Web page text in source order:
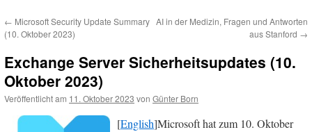
← Microsoft Security Update Summary
(10. Oktober 2023)
AI in der Medizin, Fragen und Antworten
aus Stanford →
Exchange Server Sicherheitsupdates (10.
Oktober 2023)
Veröffentlicht am 11. Oktober 2023 von Günter Born
[English]Microsoft hat zum 10. Oktober